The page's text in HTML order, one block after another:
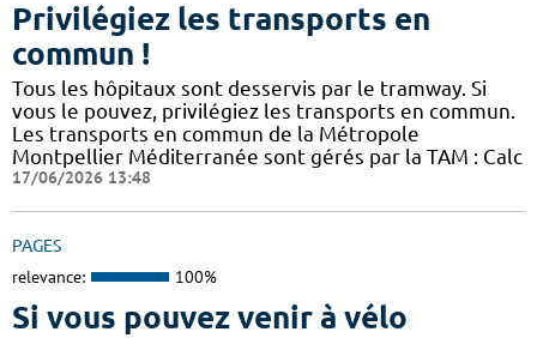
Privilégiez les transports en
commun !
Tous les hôpitaux sont desservis par le tramway. Si
vous le pouvez, privilégiez les transports en commun.
Les transports en commun de la Métropole
Montpellier Méditerranée sont gérés par la TAM : Calc
17/06/2026 13:48
PAGES
relevance: 100%
Si vous pouvez venir à vélo